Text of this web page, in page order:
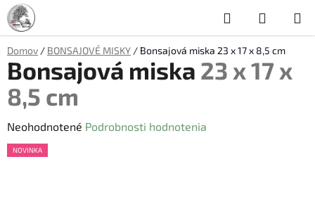
Prejsť
na
obsah
Hľadať
KOŠÍK
Domov / BONSAJOVÉ MISKY / Bonsajová miska 23 x 17 x 8,5 cm
Bonsajová miska 23 x 17 x
8,5 cm
Priemerné
hodnotenie
Neohodnotené Podrobnosti hodnotenia
NOVINKA